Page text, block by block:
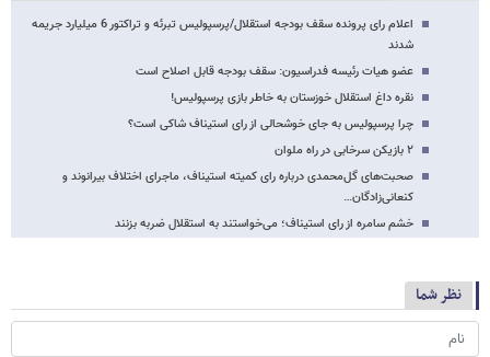
اعلام رای پرونده سقف بودجه استقلال/پرسپولیس تبرئه و تراکتور 6 میلیارد جریمه
شدند
عضو هیات رئیسه فدراسیون: سقف بودجه قابل اصلاح است
نقره داغ استقلال خوزستان به خاطر بازی پرسپولیس!
چرا پرسپولیس به جای خوشحالی از رای استیناف شاکی است؟
۲ بازیکن سرخابی در راه ملوان
صحبت‌های گل‌محمدی درباره رای کمیته استیناف، ماجرای اختلاف بیرانوند و
کنعانی‌زادگان…
خشم سامره از رای استیناف؛ می‌خواستند به استقلال ضربه بزنند
نظر شما